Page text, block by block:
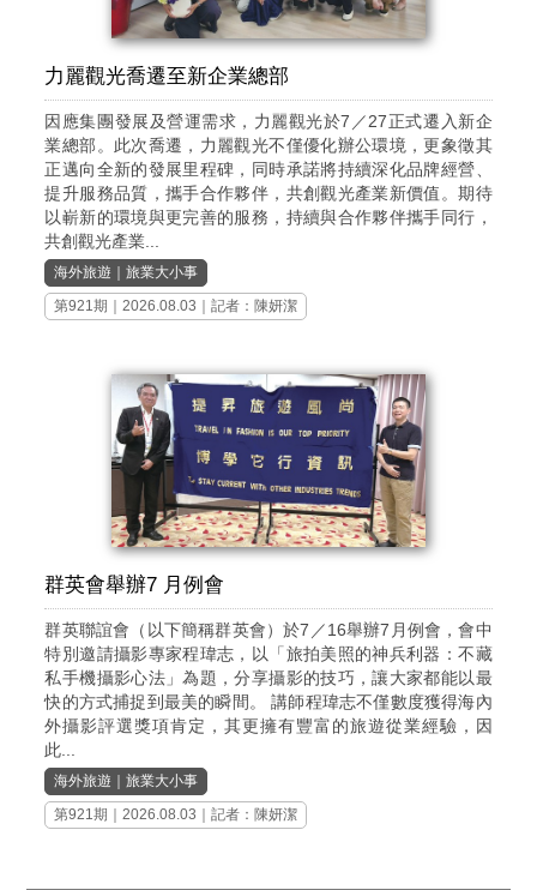
力麗觀光喬遷至新企業總部
因應集團發展及營運需求，力麗觀光於7／27正式遷入新企
業總部。此次喬遷，力麗觀光不僅優化辦公環境，更象徵其
正邁向全新的發展里程碑，同時承諾將持續深化品牌經營、
提升服務品質，攜手合作夥伴，共創觀光產業新價值。期待
以嶄新的環境與更完善的服務，持續與合作夥伴攜手同行，
共創觀光產業...
海外旅遊 ｜旅業大小事
第921期 ｜2026.08.03｜記者：陳妍潔
群英會舉辦7 月例會
群英聯誼會（以下簡稱群英會）於7／16舉辦7月例會，會中
特別邀請攝影專家程瑋志，以「旅拍美照的神兵利器：不藏
私手機攝影心法」為題，分享攝影的技巧，讓大家都能以最
快的方式捕捉到最美的瞬間。 講師程瑋志不僅數度獲得海內
外攝影評選獎項肯定，其更擁有豐富的旅遊從業經驗，因
此...
海外旅遊 ｜旅業大小事
第921期
｜2026.08.03｜記者：陳妍潔